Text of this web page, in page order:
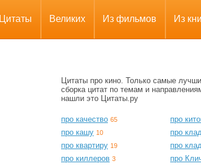
Цитаты Великих Из фильмов Из
Цитаты про кино. Только самые
сборка цитат по темам и
нашли это Цитаты.ру
про качество 65
про кашу 10
про квартиру 19
про киллеров 3
про
про
про
про